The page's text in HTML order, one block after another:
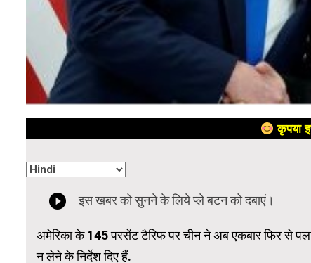
कृपया
अमेरिका के 145 परसेंट टैरिफ पर चीन ने अब एकबार फिर से
न लेने के निर्देश दिए हैं.